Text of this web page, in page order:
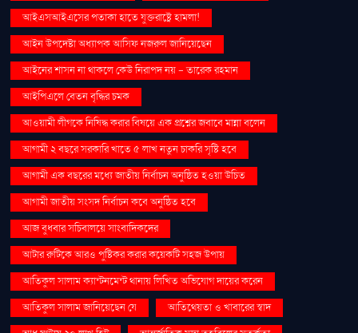
আইএসআইএসের পতাকা হাতে যুক্তরাষ্ট্রে হামলা!
আইন উপদেষ্টা অধ্যাপক আসিফ নজরুল জানিয়েছেন
আইনের শাসন না থাকলে কেউ নিরাপদ নয় - তারেক রহমান
আইপিএলে বেতন বৃদ্ধির চমক
আওয়ামী লীগকে নিষিদ্ধ করার বিষয়ে এক প্রশ্নের জবাবে মান্না বলেন
আগামী ২ বছরে সরকারি খাতে ৫ লাখ নতুন চাকরি সৃষ্টি হবে
আগামী এক বছরের মধ্যে জাতীয় নির্বাচন অনুষ্ঠিত হওয়া উচিত
আগামী জাতীয় সংসদ নির্বাচন কবে অনুষ্ঠিত হবে
আজ বুধবার সচিবালয়ে সাংবাদিকদের
আটার রুটিকে আরও পুষ্টিকর করার কয়েকটি সহজ উপায়
আতিকুল সালাম ক্যান্টনমেন্ট থানায় লিখিত অভিযোগ দায়ের করেন
আতিকুল সালাম জানিয়েছেন যে
আতিথেয়তা ও খাবারের স্বাদ